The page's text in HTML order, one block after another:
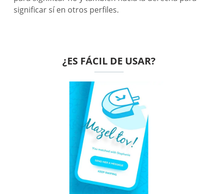
significar sí en otros perfiles.
¿ES FÁCIL DE USAR?